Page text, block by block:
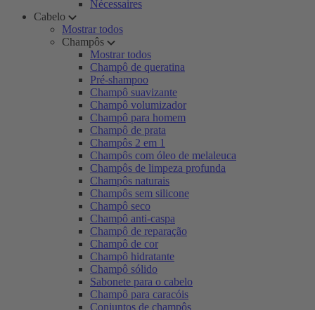
Nécessaires
Cabelo
Mostrar todos
Champôs
Mostrar todos
Champô de queratina
Pré-shampoo
Champô suavizante
Champô volumizador
Champô para homem
Champô de prata
Champôs 2 em 1
Champôs com óleo de melaleuca
Champôs de limpeza profunda
Champôs naturais
Champôs sem silicone
Champô seco
Champô anti-caspa
Champô de reparação
Champô de cor
Champô hidratante
Champô sólido
Sabonete para o cabelo
Champô para caracóis
Conjuntos de champôs